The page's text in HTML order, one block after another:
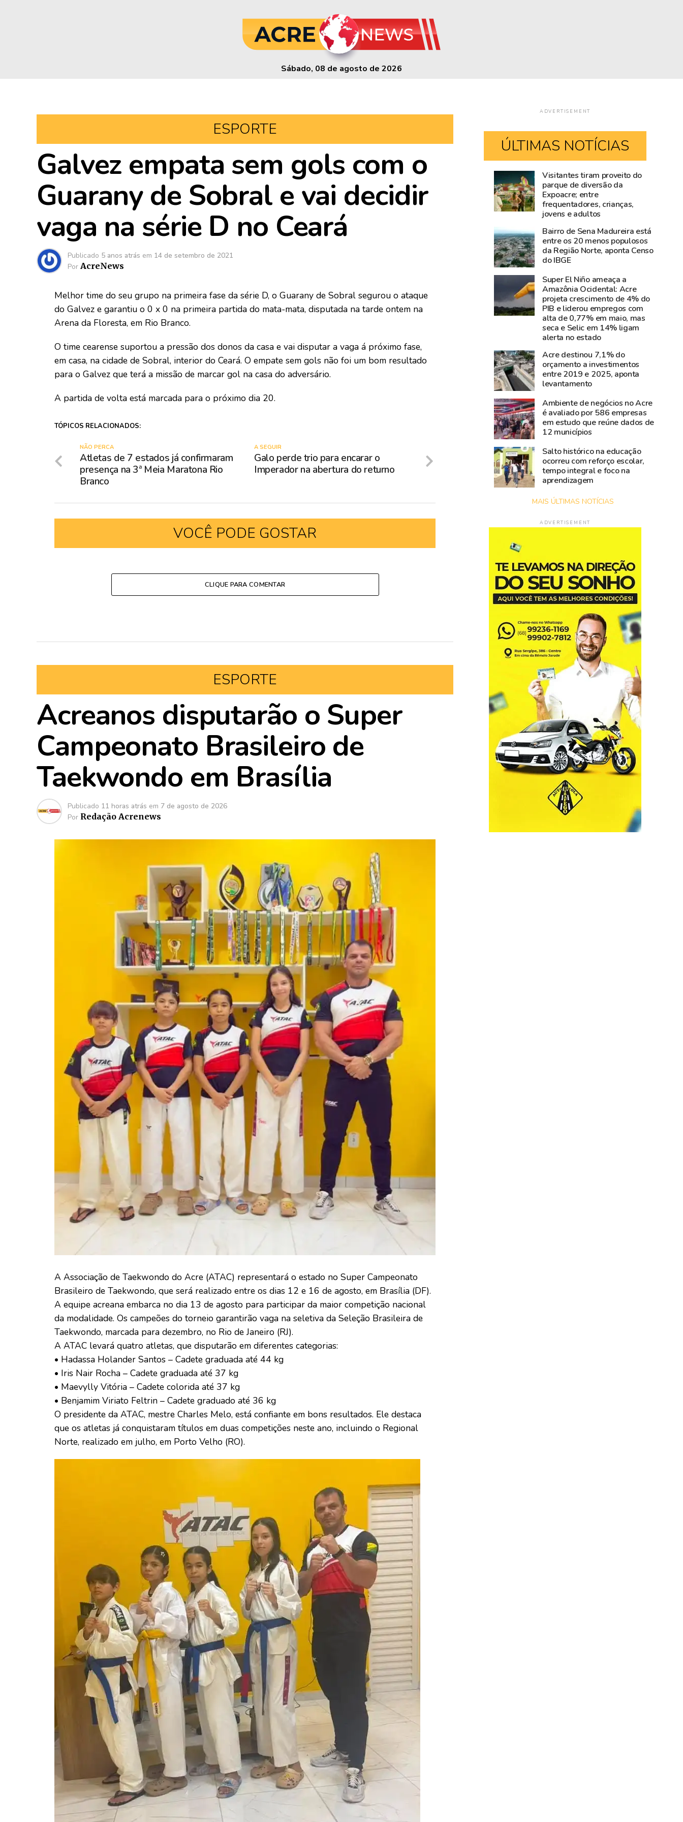
Sábado, 08 de agosto de 2026
ESPORTE
Galvez empata sem gols com o
Guarany de Sobral e vai decidir
vaga na série D no Ceará
Publicado 5 anos atrás em 14 de setembro de 2021
Por AcreNews
Melhor time do seu grupo na primeira fase da série D, o Guarany de Sobral segurou o ataque
do Galvez e garantiu o 0 x 0 na primeira partida do mata-mata, disputada na tarde ontem na
Arena da Floresta, em Rio Branco.
O time cearense suportou a pressão dos donos da casa e vai disputar a vaga á próximo fase,
em casa, na cidade de Sobral, interior do Ceará. O empate sem gols não foi um bom resultado
para o Galvez que terá a missão de marcar gol na casa do adversário.
A partida de volta está marcada para o próximo dia 20.
TÓPICOS RELACIONADOS:
A SEGUIR
Galo perde trio para encarar o
Imperador na abertura do returno
NÃO PERCA
Atletas de 7 estados já confirmaram
presença na 3ª Meia Maratona Rio
Branco
VOCÊ PODE GOSTAR
CLIQUE PARA COMENTAR
ESPORTE
Acreanos disputarão o Super
Campeonato Brasileiro de
Taekwondo em Brasília
Publicado 11 horas atrás em 7 de agosto de 2026
Por Redação Acrenews
A Associação de Taekwondo do Acre (ATAC) representará o estado no Super Campeonato
Brasileiro de Taekwondo, que será realizado entre os dias 12 e 16 de agosto, em Brasília (DF).
A equipe acreana embarca no dia 13 de agosto para participar da maior competição nacional
da modalidade. Os campeões do torneio garantirão vaga na seletiva da Seleção Brasileira de
Taekwondo, marcada para dezembro, no Rio de Janeiro (RJ).
A ATAC levará quatro atletas, que disputarão em diferentes categorias:
• Hadassa Holander Santos – Cadete graduada até 44 kg
• Iris Nair Rocha – Cadete graduada até 37 kg
• Maevylly Vitória – Cadete colorida até 37 kg
• Benjamim Viriato Feltrin – Cadete graduado até 36 kg
O presidente da ATAC, mestre Charles Melo, está confiante em bons resultados. Ele destaca
que os atletas já conquistaram títulos em duas competições neste ano, incluindo o Regional
Norte, realizado em julho, em Porto Velho (RO).
ADVERTISEMENT
ÚLTIMAS NOTÍCIAS
Mailza
tieta
Ana
diz
que
show
cantora
foi
um
sucesso
da
Expoacre
2026
Blog
do
Accioly:
perde
Carlos
Pinto,
criador
Shampoo
Esperança
empreendedorismo
amazônico
Visitantes tiram proveito do
parque de diversão da
Expoacre; entre
frequentadores, crianças,
jovens e adultos
Bairro de Sena Madureira está
entre os 20 menos populosos
da Região Norte, aponta Censo
do IBGE
Super El Niño ameaça a
Amazônia Ocidental: Acre
projeta crescimento de 4% do
PIB e liderou empregos com
alta de 0,77% em maio, mas
seca e Selic em 14% ligam
alerta no estado
Acre destinou 7,1% do
orçamento a investimentos
entre 2019 e 2025, aponta
levantamento
Ambiente de negócios no Acre
é avaliado por 586 empresas
em estudo que reúne dados de
12 municípios
Salto histórico na educação
ocorreu com reforço escolar,
tempo integral e foco na
aprendizagem
MAIS ÚLTIMAS NOTÍCIAS
ADVERTISEMENT